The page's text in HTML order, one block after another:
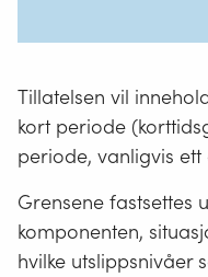
Tillatelsen vil
kort periode
periode, vanligvis
Grensene fastsettes
komponenten,
hvilke utslippsnivåer